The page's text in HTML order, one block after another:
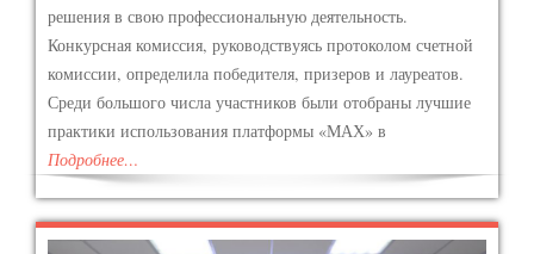
решения в свою профессиональную деятельность.
Конкурсная комиссия, руководствуясь протоколом счетной
комиссии, определила победителя, призеров и лауреатов.
Среди большого числа участников были отобраны лучшие
практики использования платформы «МАХ» в
Подробнее…